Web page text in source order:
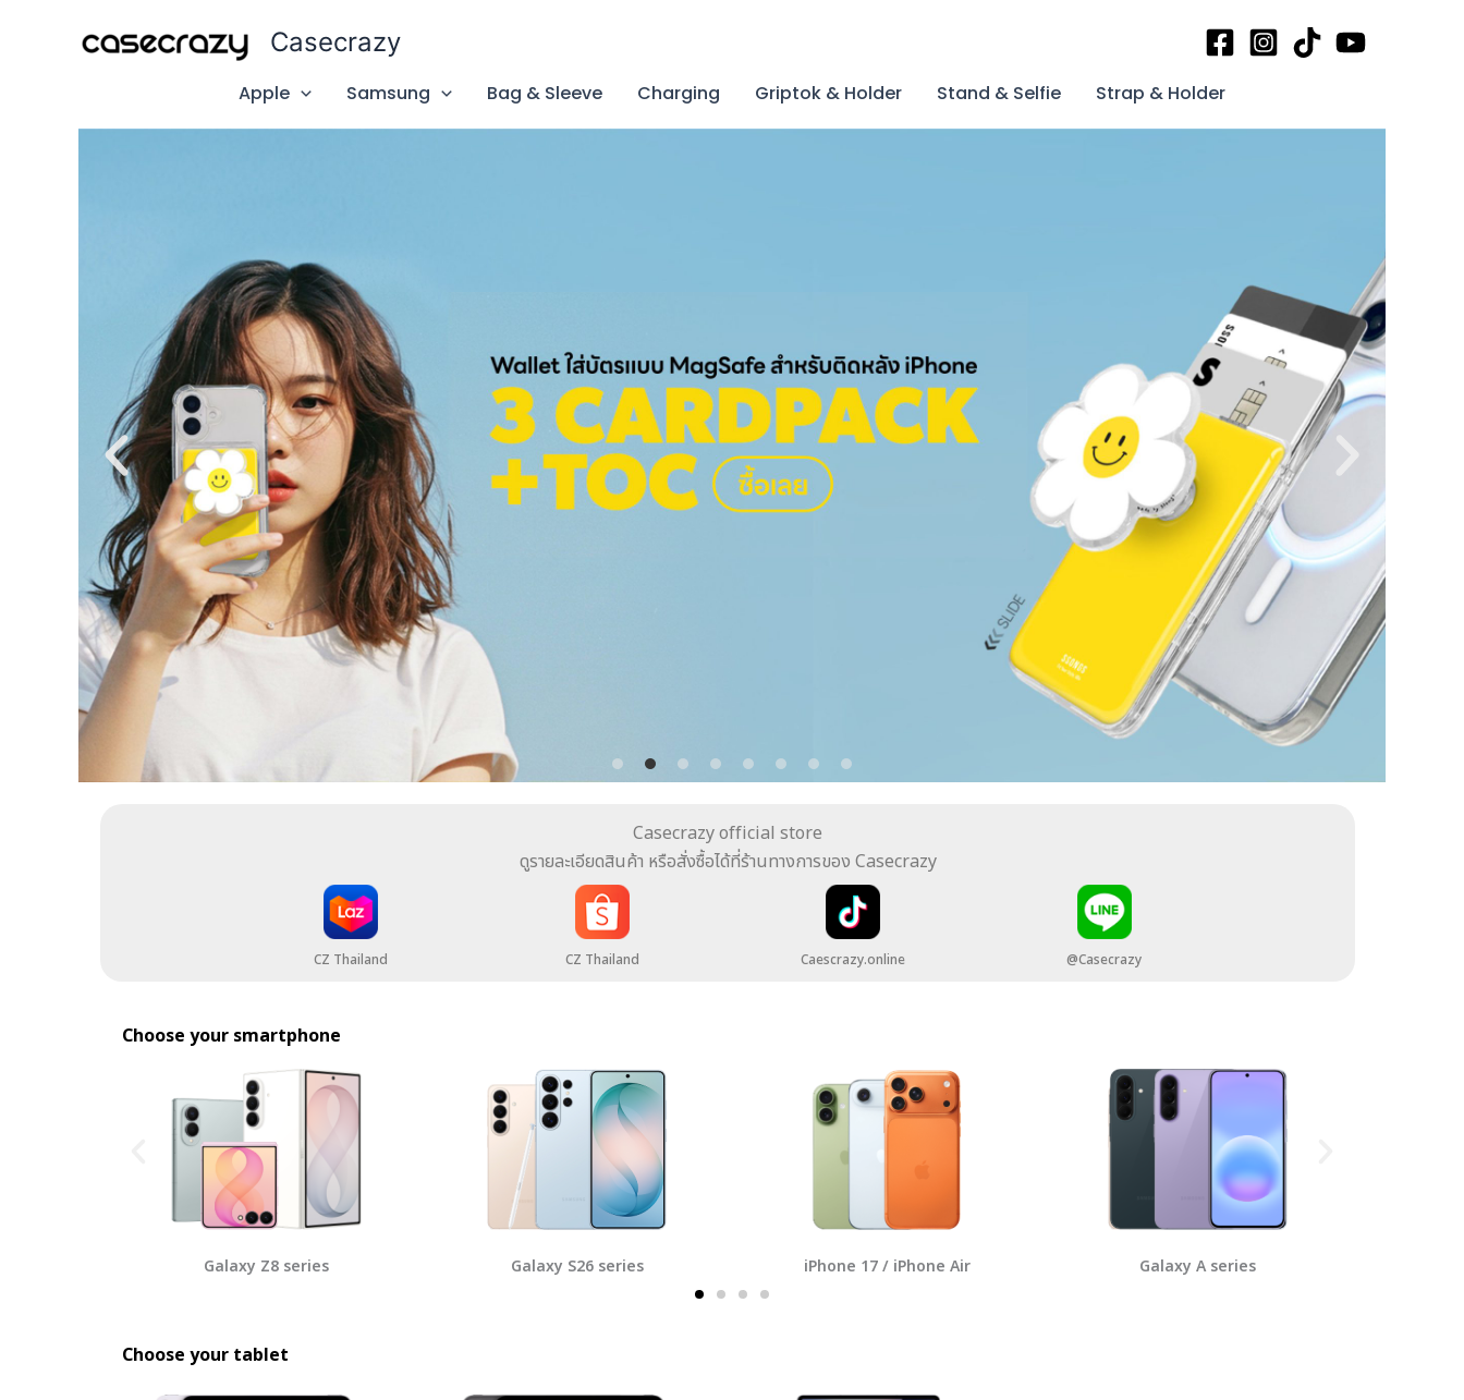
Casecrazy
Apple Samsung Bag & Sleeve Charging Griptok & Holder Stand & Selfie Strap & Holder
Casecrazy official store
ดูรายละเอียดสินค้า หรือสั่งซื้อได้ที่ร้านทางการของ Casecrazy
CZ Thailand CZ Thailand Caescrazy.online @Casecrazy
Choose your smartphone
Galaxy Z8 series Galaxy S26 series iPhone 17 / iPhone Air Galaxy A series
Choose your tablet